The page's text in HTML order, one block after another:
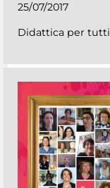
25/07/2017
Didattica per tutti